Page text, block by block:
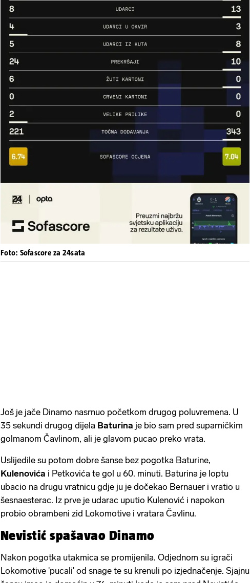
Foto: Sofascore za 24sata
Još je jače Dinamo nasrnuo početkom drugog poluvremena. U
35 sekundi drugog dijela Baturina je bio sam pred suparničkim
golmanom Čavlinom, ali je glavom pucao preko vrata.
Uslijedile su potom dobre šanse bez pogotka Baturine,
Kulenovića i Petkovića te gol u 60. minuti. Baturina je loptu
ubacio na drugu vratnicu gdje ju je dočekao Bernauer i vratio u
šesnaesterac. Iz prve je udarac uputio Kulenović i napokon
probio obrambeni zid Lokomotive i vratara Čavlinu.
Nevistić spašavao Dinamo
Nakon pogotka utakmica se promijenila. Odjednom su igrači
Lokomotive 'pucali' od snage te su krenuli po izjednačenje. Sjajnu